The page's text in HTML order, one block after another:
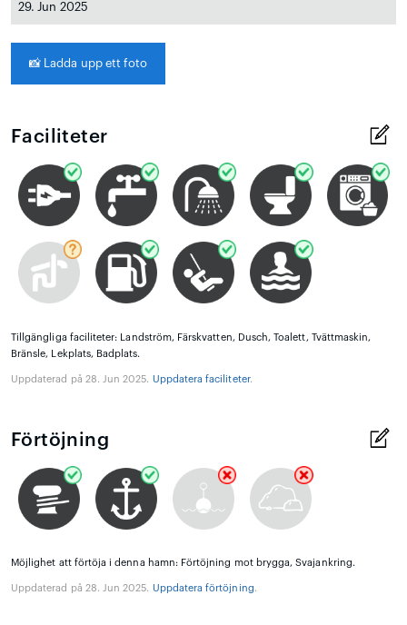
29. Jun 2025
📸 Ladda upp ett foto
Faciliteter
Tillgängliga faciliteter: Landström, Färskvatten, Dusch, Toalett, Tvättmaskin,
Bränsle, Lekplats, Badplats.
Uppdaterad på 28. Jun 2025. Uppdatera faciliteter.
Förtöjning
Möjlighet att förtöja i denna hamn: Förtöjning mot brygga, Svajankring.
Uppdaterad på 28. Jun 2025. Uppdatera förtöjning.